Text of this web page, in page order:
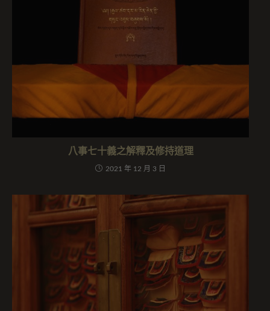
八事七十義之解釋及修持道理
2021 年 12 月 3 日